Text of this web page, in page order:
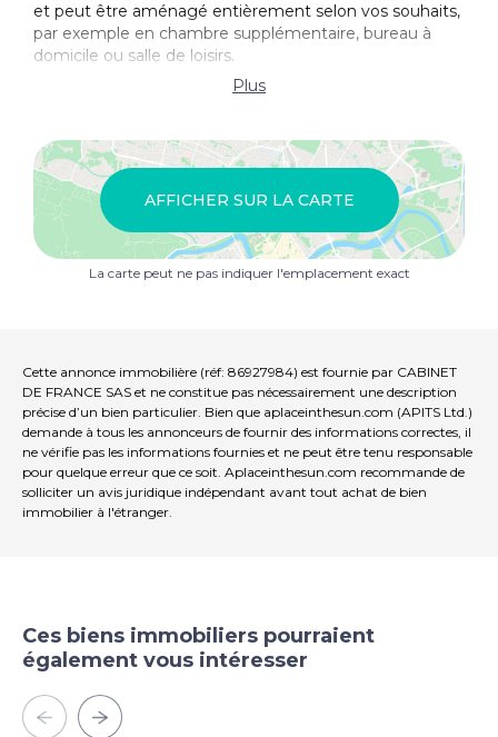
et peut être aménagé entièrement selon vos souhaits,
par exemple en chambre supplémentaire, bureau à
domicile ou salle de loisirs.
La propriété est complétée par un vaste sous-sol avec
création d'aménagements supplémentaires.
Située sur un terrain spacieux de 2 356 m², vous
profitez ici du calme, de l'espace et de l'intimité, tandis
que toutes les commodités quotidiennes telles que
boulangerie, supermarché, école, garde d'enfants et
restaurant se trouvent à distance de marche.
mais central.
Plus
AFFICHER SUR LA CARTE
La carte peut ne pas indiquer l'emplacement exact
Cette annonce immobilière (réf: 86927984) est fournie par CABINET
DE FRANCE SAS et ne constitue pas nécessairement une description
précise d’un bien particulier. Bien que aplaceinthesun.com (APITS Ltd.)
demande à tous les annonceurs de fournir des informations correctes, il
ne vérifie pas les informations fournies et ne peut être tenu responsable
pour quelque erreur que ce soit. Aplaceinthesun.com recommande de
solliciter un avis juridique indépendant avant tout achat de bien
immobilier à l'étranger.
Ces biens immobiliers pourraient
également vous intéresser